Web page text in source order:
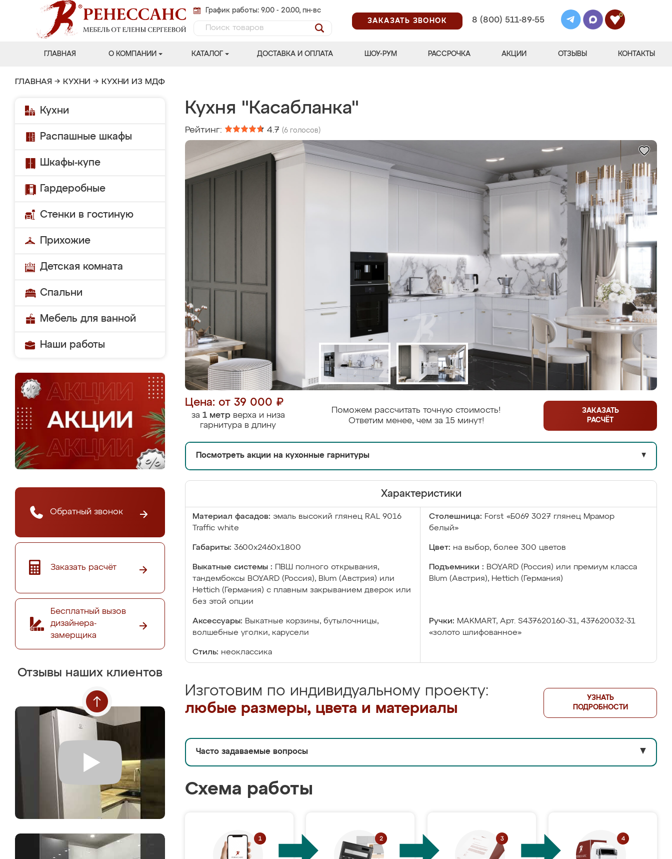
График работы: 9.00 - 20.00, пн-вс
ЗАКАЗАТЬ ЗВОНОК
8 (800) 511-89-55
0
ГЛАВНАЯ О КОМПАНИИ КАТАЛОГ ДОСТАВКА И ОПЛАТА ШОУ-РУМ РАССРОЧКА АКЦИИ ОТЗЫВЫ КОНТАКТЫ
ГЛАВНАЯ → КУХНИ → КУХНИ ИЗ МДФ
Кухни
Распашные шкафы
Шкафы-купе
Гардеробные
Стенки в гостиную
Прихожие
Детская комната
Спальни
Мебель для ванной
Наши работы
Обратный звонок
Заказать расчёт
Бесплатный вызов
дизайнера-
замерщика
Отзывы наших клиентов
Кухня "Касабланка"
Рейтинг: 4.7 (6 голосов)
Цена: от 39 000 ₽
за 1 метрверха и низа
гарнитура в длину
Поможем рассчитать точную стоимость!
Ответим менее, чем за 15 минут!
ЗАКАЗАТЬ
РАСЧЁТ
Посмотреть акции на кухонные гарнитуры ▼
Характеристики
Материал фасадов: эмаль высокий глянец RAL 9016
Traffic white
Столешница: Forst «Б069 3027 глянец Мрамор
белый»
Габариты: 3600х2460х1800 Цвет: на выбор, более 300 цветов
Выкатные системы :
ПВШ полного открывания,
тандембоксы BOYARD (Россия), Blum (Австрия) или
Hettich (Германия) с плавным закрыванием дверок или
без этой опции
Подъемники : BOYARD (Россия) или премиум класса
Blum (Австрия), Hettich (Германия)
Аксессуары: Выкатные корзины, бутылочницы,
волшебные уголки, карусели
Ручки: MAKMART, Арт. S437620160-31, 437620032-31
«золото шлифованное»
Стиль: неоклассика
Изготовим по индивидуальному проекту:
любые размеры, цвета и материалы
УЗНАТЬ
ПОДРОБНОСТИ
Часто задаваемые вопросы ▼
Схема работы